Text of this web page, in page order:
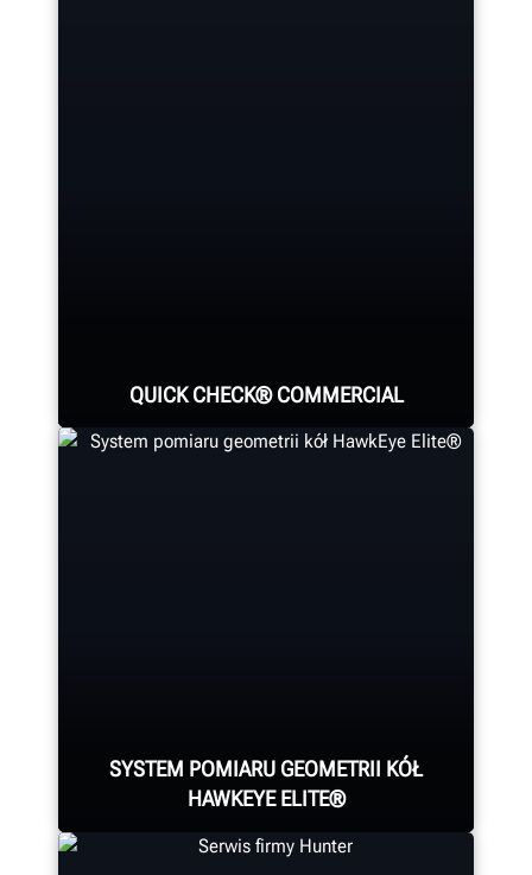
QUICK CHECK® COMMERCIAL
Hunter.
SYSTEM POMIARU GEOMETRII KÓŁ
HAWKEYE ELITE®